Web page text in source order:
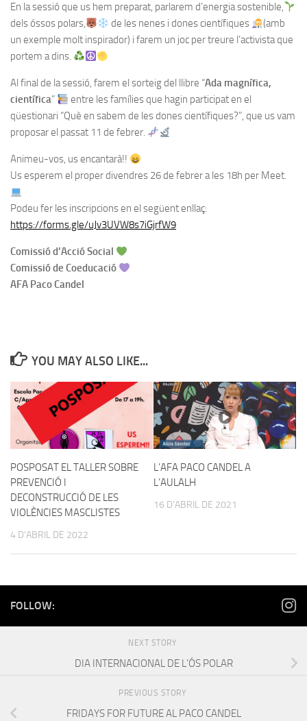
En la sessió que us hem preparat, parlarem d’energia sostenible,
dels óssos polars,
de les nenes i dones científiques
(amb
un exemple molt inspirador) i farem un joc per treure l’activista que
portem a dins.
Al final de la sessió, farem el sorteig del llibre “Ada magnífica,
científica”
entre les famílies que hagin participat en el
qüestionari “Què en sabem de les dones científiques?”, que us vam
proposar el passat 11 de febrer.
Animeu-vos, us encantarà!!
Us esperem el proper divendres 26 de febrer a les 18h per Meet.
Podeu fer les inscripcions en el següent enllaç:
https://forms.gle/uJv3UVW8s7iGjrfW9
Comissió d’Acció Social
Comissió de Coeducació
AFA Paco Candel
YOU MAY ALSO LIKE...
POSPOSAT EL TALLER SOBRE
PREVENCIÓ I
DECONSTRUCCIÓ DE LES
VIOLÈNCIES MASCLISTES
4 D'ABRIL DE 2022
L’AFA PACO CANDEL A
L’AULALH
16 D'ABRIL DE 2021
FOLLOW:
NEXT STORY
DIA INTERNACIONAL DE L’ÓS POLAR
PREVIOUS STORY
FRIDAYS FOR FUTURE AL PACO CANDEL